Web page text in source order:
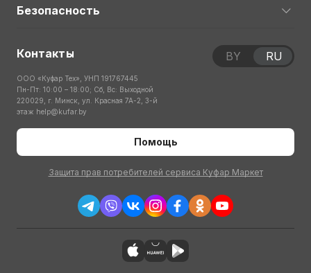
Безопасность
Контакты
ООО «Куфар Тех», УНП 191767445
Пн-Пт: 10:00 – 18:00; Сб, Вс: Выходной
220029, г. Минск, ул. Красная 7А-2, 3-й
этаж help@kufar.by
Помощь
Защита прав потребителей сервиса Куфар Маркет
BY RU